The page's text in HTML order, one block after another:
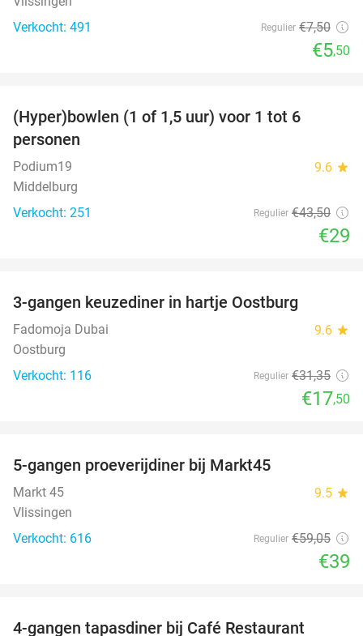
Verkocht: 491
Regulier €7,50
€5,50
(Hyper)bowlen (1 of 1,5 uur) voor 1 tot 6
personen
Podium19 9.6 star
Middelburg
Verkocht: 251
Regulier €43,50
€29
3-gangen keuzediner in hartje Oostburg
Fadomoja Dubai 9.6 star
Oostburg
Verkocht: 116
Regulier €31,35
€17,50
5-gangen proeverijdiner bij Markt45
Markt 45 9.5 star
Vlissingen
Verkocht: 616
Regulier €59,05
€39
4-gangen tapasdiner bij Café Restaurant